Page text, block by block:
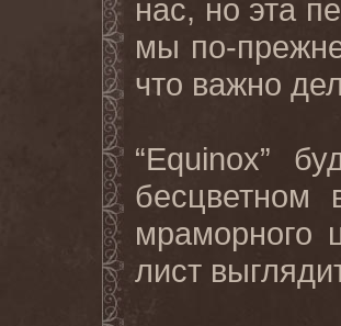
нас, но эта
мы по-
что важно
“Equinox”
бесцветном
мраморного
лист